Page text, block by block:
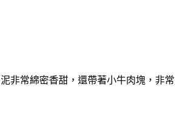
非常綿密香甜，還帶著小牛肉塊，非